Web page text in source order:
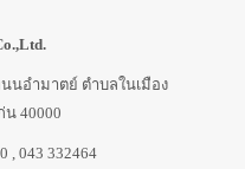
นนอำมาตย์ ตำบลในเมือง
น 40000
, 043 332464